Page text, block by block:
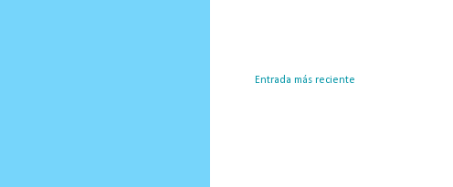
Entrada más reciente